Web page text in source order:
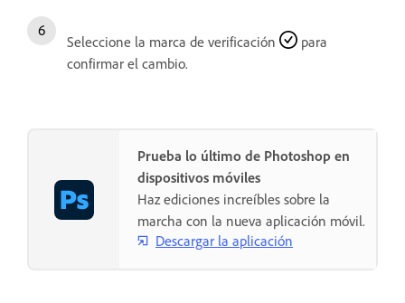
Seleccione la marca de verificación
para
confirmar el cambio.
Prueba lo último de Photoshop en
dispositivos móviles
Haz ediciones increíbles sobre la
marcha con la nueva aplicación móvil.
Descargar la aplicación